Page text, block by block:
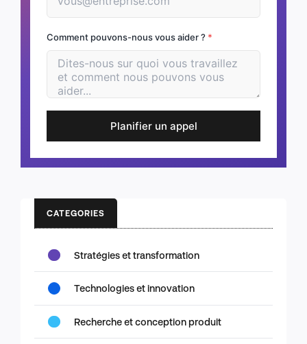
Comment pouvons-nous vous aider ? *
Planifier un appel
CATEGORIES
Stratégies et transformation
Technologies et innovation
Recherche et conception produit